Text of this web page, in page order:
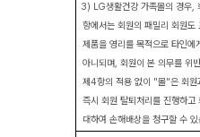
3) LG생활건강 가족몰의 경우,
항에서는 회원의 패밀리 회원도
제품을 영리를 목적으로 타인에
아니되며, 회원이 본 의무를 위
제4항의 적용 없이 "몰"은 회원
즉시 회원 탈퇴처리를 진행하고
대하여 손해배상을 청구할 수 있